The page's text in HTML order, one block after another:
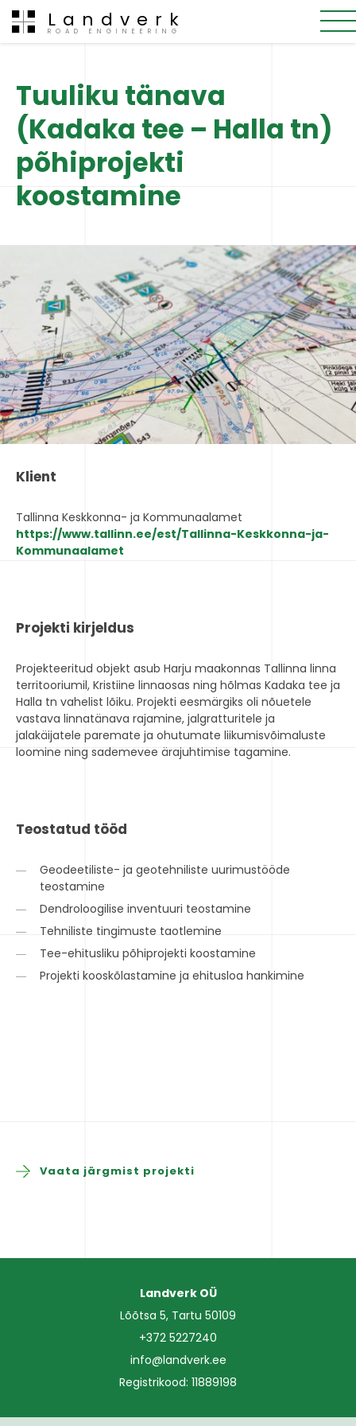
Landverk
ROAD ENGINEERING
Tuuliku tänava
(Kadaka tee – Halla tn)
põhiprojekti
koostamine
Klient
Tallinna Keskkonna- ja Kommunaalamet
https://www.tallinn.ee/est/Tallinna-Keskkonna-ja-
Kommunaalamet
Projekti kirjeldus
Projekteeritud objekt asub Harju maakonnas Tallinna linna
territooriumil, Kristiine linnaosas ning hõlmas Kadaka tee ja
Halla tn vahelist lõiku. Projekti eesmärgiks oli nõuetele
vastava linnatänava rajamine, jalgratturitele ja
jalakäijatele paremate ja ohutumate liikumisvõimaluste
loomine ning sademevee ärajuhtimise tagamine.
Teostatud tööd
Geodeetiliste- ja geotehniliste uurimustööde
teostamine
Dendroloogilise inventuuri teostamine
Tehniliste tingimuste taotlemine
Tee-ehitusliku põhiprojekti koostamine
Projekti kooskõlastamine ja ehitusloa hankimine
Vaata järgmist projekti
Landverk OÜ
Lõõtsa 5, Tartu 50109
+372 5227240
info@landverk.ee
Registrikood: 11889198